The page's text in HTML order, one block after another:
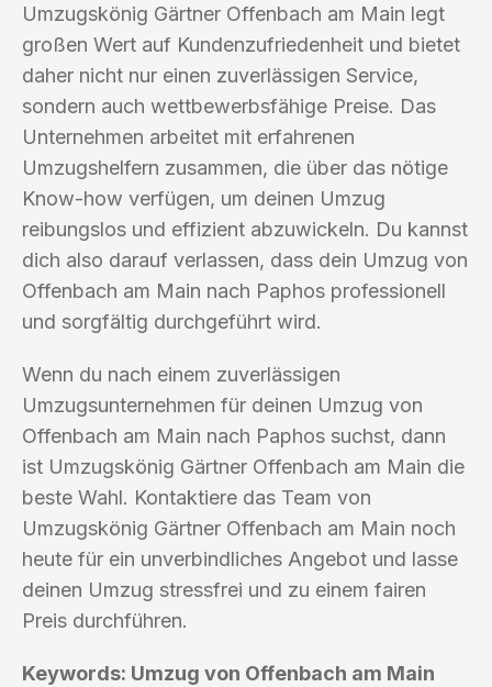
Umzugskönig Gärtner Offenbach am Main legt
großen Wert auf Kundenzufriedenheit und bietet
daher nicht nur einen zuverlässigen Service,
sondern auch wettbewerbsfähige Preise. Das
Unternehmen arbeitet mit erfahrenen
Umzugshelfern zusammen, die über das nötige
Know-how verfügen, um deinen Umzug
reibungslos und effizient abzuwickeln. Du kannst
dich also darauf verlassen, dass dein Umzug von
Offenbach am Main nach Paphos professionell
und sorgfältig durchgeführt wird.
Wenn du nach einem zuverlässigen
Umzugsunternehmen für deinen Umzug von
Offenbach am Main nach Paphos suchst, dann
ist Umzugskönig Gärtner Offenbach am Main die
beste Wahl. Kontaktiere das Team von
Umzugskönig Gärtner Offenbach am Main noch
heute für ein unverbindliches Angebot und lasse
deinen Umzug stressfrei und zu einem fairen
Preis durchführen.
Keywords: Umzug von Offenbach am Main